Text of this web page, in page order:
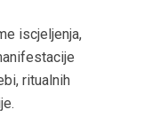
iscjeljenja,
ritualnih